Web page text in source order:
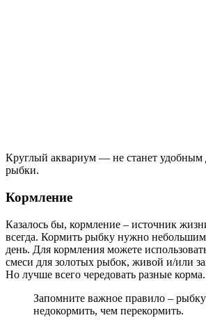
Круглый аквариум — не станет удобным
рыбки.
Кормление
Казалось бы, кормление – источник
всегда. Кормить рыбку нужно
день. Для кормления можете
смеси для золотых рыбок, живой и/или
Но лучше всего чередовать разные корма.
Запомните важное правило –
недокормить, чем перекормить.